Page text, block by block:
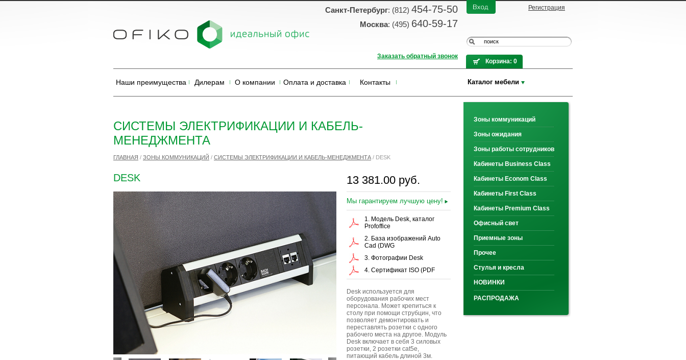
Санкт-Петербург: (812) 454-75-50
Москва: (495) 640-59-17
Заказать обратный звонок
Регистрация
Корзина: 0
Наши преимущества Дилерам О компании Оплата и доставка Контакты Каталог мебели
СИСТЕМЫ ЭЛЕКТРИФИКАЦИИ И КАБЕЛЬ-
МЕНЕДЖМЕНТА
ГЛАВНАЯ / ЗОНЫ КОММУНИКАЦИЙ / СИСТЕМЫ ЭЛЕКТРИФИКАЦИИ И КАБЕЛЬ-МЕНЕДЖМЕНТА / DESK
DESK 13 381.00 руб.
Мы гарантируем лучшую цену!
1. Модель Desk, каталог
Profoffice
2. База изображений Auto
Cad (DWG
3. Фотографии Desk
4. Сертификат ISO (PDF
Desk используется для
оборудования рабочих мест
персонала. Может крепиться к
столу при помощи струбцин, что
позволяет демонтировать и
переставлять розетки с одного
рабочего места на другое. Модуль
Desk включает в себя 3 силовых
розетки, 2 розетки cat5e,
питающий кабель длиной 3м.
Зоны коммуникаций
Зоны ожидания
Зоны работы сотрудников
Кабинеты Business Class
Кабинеты Econom Class
Кабинеты First Class
Кабинеты Premium Class
Офисный свет
Приемные зоны
Прочее
Стулья и кресла
НОВИНКИ
РАСПРОДАЖА